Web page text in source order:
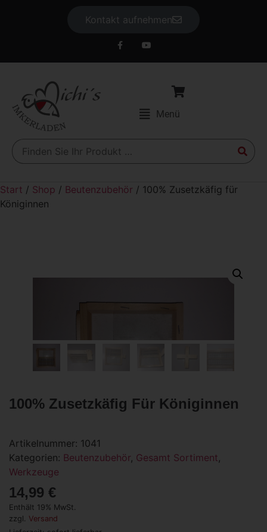
Kontakt aufnehmen
Menü
Start / Shop / Beutenzubehör / 100% Zusetzkäfig für
Königinnen
100% Zusetzkäfig Für Königinnen
Artikelnummer: 1041
Kategorien: Beutenzubehör, Gesamt Sortiment,
Werkzeuge
14,99 €
Enthält 19% MwSt.
zzgl. Versand